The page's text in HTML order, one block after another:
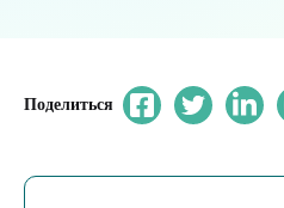
Поделиться